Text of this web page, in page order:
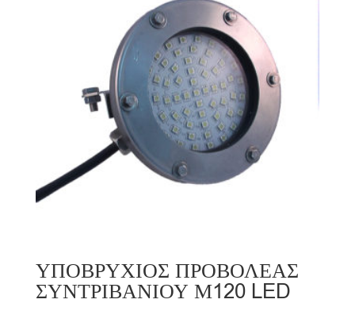
ΥΠΟΒΡΥΧΙΟΣ ΠΡΟΒΟΛΕΑΣ
ΣΥΝΤΡΙΒΑΝΙΟΥ Μ120 LED